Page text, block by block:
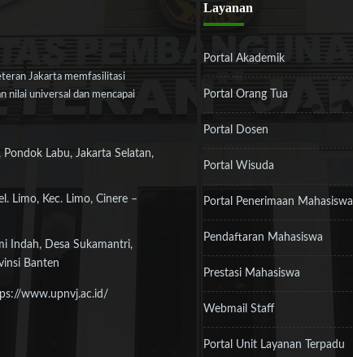
Jakarta memfasilitasi
nilai universal dan mencapai
Pondok Labu, Jakarta Selatan,
Limo, Kec. Limo, Cinere –
Indah, Desa Sukamantri,
Banten
www.upnvj.ac.id/
Layanan
Portal Akademik
Portal Orang Tua
Portal Dosen
Portal Wisuda
Portal Penerimaan Mahasiswa
Pendaftaran Mahasiswa
Prestasi Mahasiswa
Webmail Staff
Portal Unit Layanan Terpadu